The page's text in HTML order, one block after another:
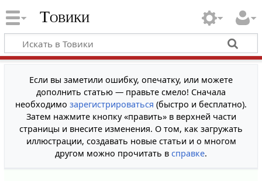
Товики
Если вы заметили ошибку, опечатку, или можете
дополнить статью — правьте смело! Сначала
необходимо зарегистрироваться (быстро и бесплатно).
Затем нажмите кнопку «править» в верхней части
страницы и внесите изменения. О том, как загружать
иллюстрации, создавать новые статьи и о многом
другом можно прочитать в справке.